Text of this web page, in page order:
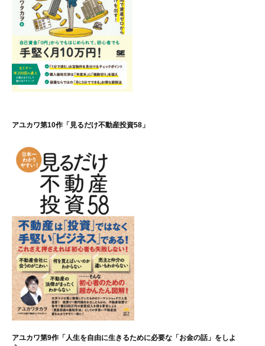
アユカワ第10作「見るだけ不動産投資58」
アユカワ第9作「人生を自由に生きるために必要な「お金の話」をしよ